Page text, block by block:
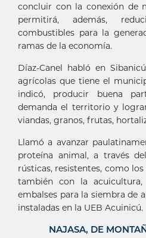
concluir con la conexión de
permitirá, además,
combustibles para la
ramas de la economía.
Díaz-Canel habló en
agrícolas que tiene el
indicó, producir buena
demanda el territorio y
viandas, granos, frutas,
Llamó a avanzar
proteína animal, a través
rústicas, resistentes, como
también con la acuicultura,
embalses para la siembra de
instaladas en la UEB Acuinicú.
NAJASA, DE